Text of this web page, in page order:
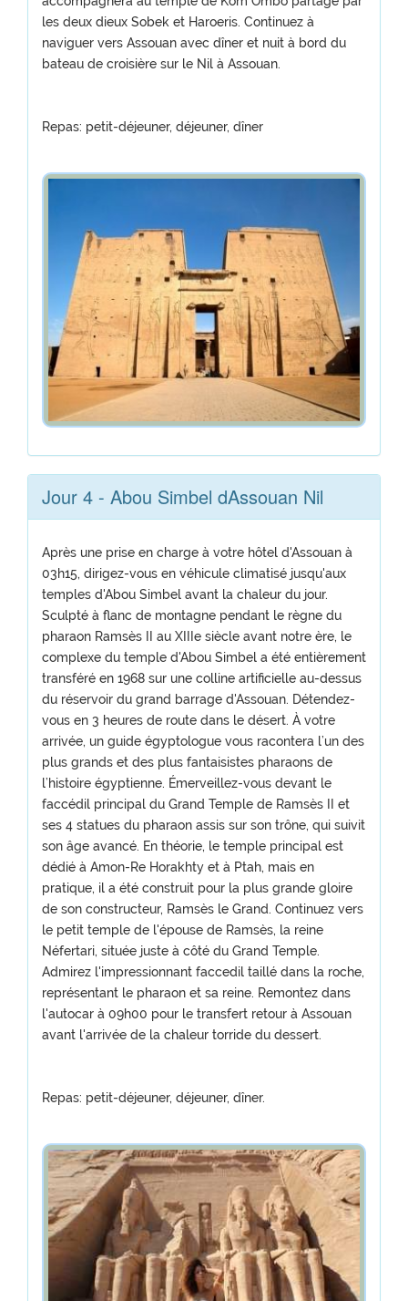
les deux dieux Sobek et Haroeris. Continuez à
naviguer vers Assouan avec dîner et nuit à bord du
bateau de croisière sur le Nil à Assouan.
Repas: petit-déjeuner, déjeuner, dîner
Jour 4 - Abou Simbel dAssouan Nil
Après une prise en charge à votre hôtel d'Assouan à
03h15, dirigez-vous en véhicule climatisé jusqu'aux
temples d'Abou Simbel avant la chaleur du jour.
Sculpté à flanc de montagne pendant le règne du
pharaon Ramsès II au XIIIe siècle avant notre ère, le
complexe du temple d'Abou Simbel a été entièrement
transféré en 1968 sur une colline artificielle au-dessus
du réservoir du grand barrage d'Assouan. Détendez-
vous en 3 heures de route dans le désert. À votre
arrivée, un guide égyptologue vous racontera l’un des
plus grands et des plus fantaisistes pharaons de
l’histoire égyptienne. Émerveillez-vous devant le
faccédil principal du Grand Temple de Ramsès II et
ses 4 statues du pharaon assis sur son trône, qui suivit
son âge avancé. En théorie, le temple principal est
dédié à Amon-Re Horakhty et à Ptah, mais en
pratique, il a été construit pour la plus grande gloire
de son constructeur, Ramsès le Grand. Continuez vers
le petit temple de l'épouse de Ramsès, la reine
Néfertari, située juste à côté du Grand Temple.
Admirez l'impressionnant faccedil taillé dans la roche,
représentant le pharaon et sa reine. Remontez dans
l'autocar à 09h00 pour le transfert retour à Assouan
avant l'arrivée de la chaleur torride du dessert.
Repas: petit-déjeuner, déjeuner, dîner.